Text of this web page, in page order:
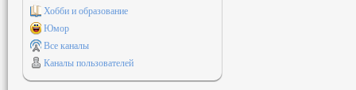
Хобби и образование
Юмор
Все каналы
Каналы пользователей